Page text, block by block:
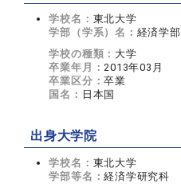
学校名： 東北大学
学部（学系）名： 経済学部
学校の種類： 大学
卒業年月：2013年03月
卒業区分：卒業
国名： 日本国
出身大学院
学校名： 東北大学
学部等名：経済学研究科